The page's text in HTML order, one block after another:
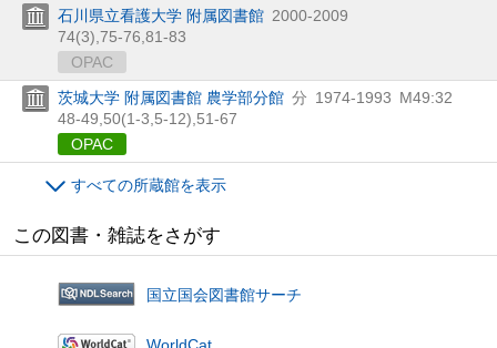
石川県立看護大学 附属図書館 2000-2009
74(3), 75-76, 81-83
OPAC
茨城大学 附属図書館 農学部分館 分 1974-1993 M49:32
48-49, 50(1-3, 5-12), 51-67
OPAC
すべての所蔵館を表示
この図書・雑誌をさがす
国立国会図書館サーチ
WorldCat